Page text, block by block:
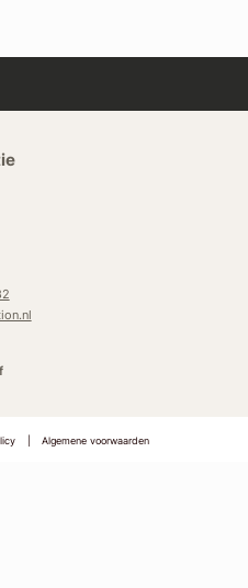
Algemene voorwaarden